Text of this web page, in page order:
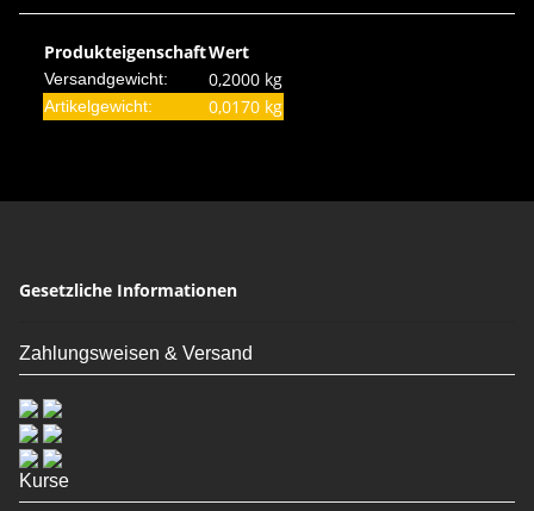
ProdukteigenschaftWert
Versandgewicht: 0,2000 kg
Artikelgewicht: 0,0170 kg
Gesetzliche Informationen
Zahlungsweisen & Versand
Kurse